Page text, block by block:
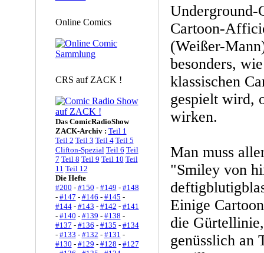
Online Comics
CRS auf ZACK !
Das ComicRadioShow
ZACK-Archiv : Teil 1
Teil 2 Teil 3 Teil 4 Teil 5
Clifton-Spezial Teil 6 Teil
7 Teil 8 Teil 9 Teil 10 Teil
11 Teil 12
Die Hefte
#200 - #150 - #149 - #148
- #147 - #146 - #145 -
#144- #143 - #142 - #141
- #140 - #139 - #138 -
#137 - #136 - #135 - #134
- #133 - #132 - #131 -
#130 - #129 - #128 - #127
Underground-
Cartoon-
(Weißer-
besonders,
klassischen
gespielt wird,
wirken.
Man muss
"Smiley von
Einige
die
genüsslich an